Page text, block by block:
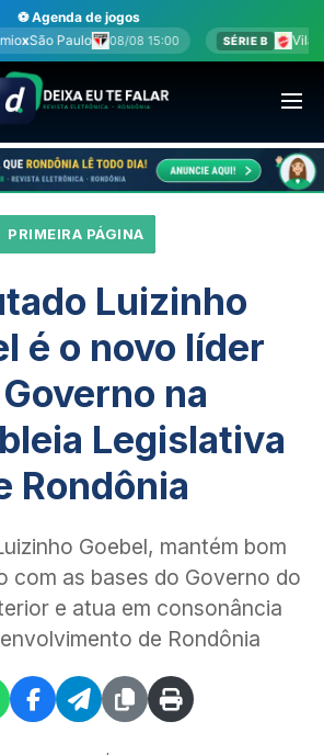
⚽ Agenda de jogos
SÉRIE B Vila NovaxSport 08/08 15:00
PRIMEIRA PÁGINA
Luizinho
é o novo líder
na
Legislativa
Rondônia
Goebel, mantém bom
com as bases do Governo do
e atua em consonância
de Rondônia